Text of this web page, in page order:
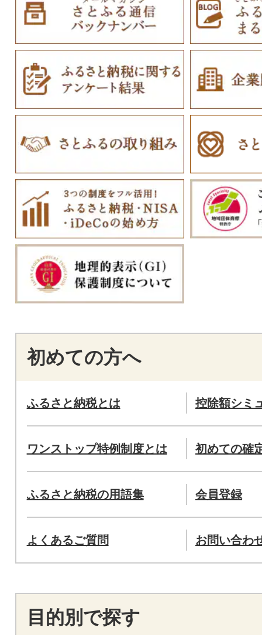
初めての方へ
ふるさと納税とは 控除額シミ
ワンストップ特例制度とは 初めての確
ふるさと納税の用語集 会員登録
よくあるご質問 お問い合わ
目的別で探す